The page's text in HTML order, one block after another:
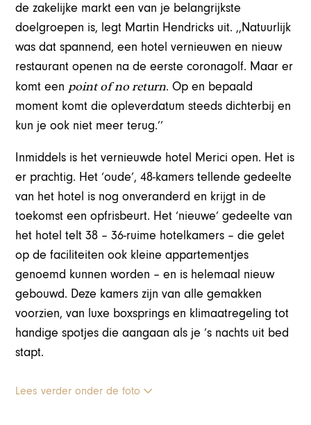
de zakelijke markt een van je belangrijkste
doelgroepen is, legt Martin Hendricks uit. ,,Natuurlijk
was dat spannend, een hotel vernieuwen en nieuw
restaurant openen na de eerste coronagolf. Maar er
komt een point of no return. Op en bepaald
moment komt die opleverdatum steeds dichterbij en
kun je ook niet meer terug.’’
Inmiddels is het vernieuwde hotel Merici open. Het is
er prachtig. Het ‘oude’, 48-kamers tellende gedeelte
van het hotel is nog onveranderd en krijgt in de
toekomst een opfrisbeurt. Het ‘nieuwe’ gedeelte van
het hotel telt 38 – 36-ruime hotelkamers – die gelet
op de faciliteiten ook kleine appartementjes
genoemd kunnen worden – en is helemaal nieuw
gebouwd. Deze kamers zijn van alle gemakken
voorzien, van luxe boxsprings en klimaatregeling tot
handige spotjes die aangaan als je ’s nachts uit bed
stapt.
Lees verder onder de foto